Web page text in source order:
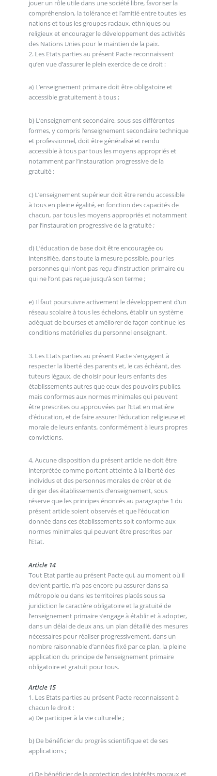
jouer un rôle utile dans une société libre, favoriser la
compréhension, la tolérance et l’amitié entre toutes les
nations et tous les groupes raciaux, ethniques ou
religieux et encourager le développement des activités
des Nations Unies pour le maintien de la paix.
2. Les Etats parties au présent Pacte reconnaissent
qu’en vue d’assurer le plein exercice de ce droit :
a) L’enseignement primaire doit être obligatoire et
accessible gratuitement à tous ;
b) L’enseignement secondaire, sous ses différentes
formes, y compris l’enseignement secondaire technique
et professionnel, doit être généralisé et rendu
accessible à tous par tous les moyens appropriés et
notamment par l’instauration progressive de la
gratuité ;
c) L’enseignement supérieur doit être rendu accessible
à tous en pleine égalité, en fonction des capacités de
chacun, par tous les moyens appropriés et notamment
par l’instauration progressive de la gratuité ;
d) L’éducation de base doit être encouragée ou
intensifiée, dans toute la mesure possible, pour les
personnes qui n’ont pas reçu d’instruction primaire ou
qui ne l’ont pas reçue jusqu’à son terme ;
e) Il faut poursuivre activement le développement d’un
réseau scolaire à tous les échelons, établir un système
adéquat de bourses et améliorer de façon continue les
conditions matérielles du personnel enseignant.
3. Les Etats parties au présent Pacte s’engagent à
respecter la liberté des parents et, le cas échéant, des
tuteurs légaux, de choisir pour leurs enfants des
établissements autres que ceux des pouvoirs publics,
mais conformes aux normes minimales qui peuvent
être prescrites ou approuvées par l’Etat en matière
d’éducation, et de faire assurer l’éducation religieuse et
morale de leurs enfants, conformément à leurs propres
convictions.
4. Aucune disposition du présent article ne doit être
interprétée comme portant atteinte à la liberté des
individus et des personnes morales de créer et de
diriger des établissements d’enseignement, sous
réserve que les principes énoncés au paragraphe 1 du
présent article soient observés et que l’éducation
donnée dans ces établissements soit conforme aux
normes minimales qui peuvent être prescrites par
l’Etat.
Article 14
Tout Etat partie au présent Pacte qui, au moment où il
devient partie, n’a pas encore pu assurer dans sa
métropole ou dans les territoires placés sous sa
juridiction le caractère obligatoire et la gratuité de
l’enseignement primaire s’engage à établir et à adopter,
dans un délai de deux ans, un plan détaillé des mesures
nécessaires pour réaliser progressivement, dans un
nombre raisonnable d’années fixé par ce plan, la pleine
application du principe de l’enseignement primaire
obligatoire et gratuit pour tous.
Article 15
1. Les Etats parties au présent Pacte reconnaissent à
chacun le droit :
a) De participer à la vie culturelle ;
b) De bénéficier du progrès scientifique et de ses
applications ;
c) De bénéficier de la protection des intérêts moraux et